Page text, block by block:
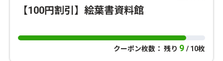
【100円割引】絵葉書資料館
クーポン枚数： 残り 9 / 10枚